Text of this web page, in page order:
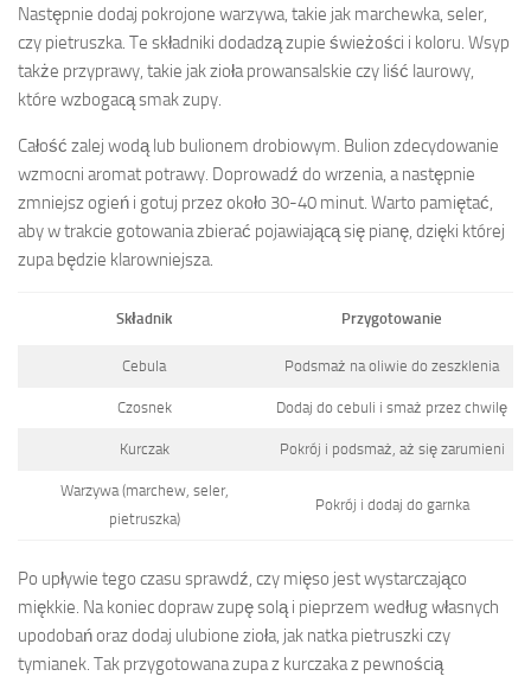
Następnie dodaj pokrojone warzywa, takie jak marchewka, seler,
czy pietruszka. Te składniki dodadzą zupie świeżości i koloru. Wsyp
także przyprawy, takie jak zioła prowansalskie czy liść laurowy,
które wzbogacą smak zupy.
Całość zalej wodą lub bulionem drobiowym. Bulion zdecydowanie
wzmocni aromat potrawy. Doprowadź do wrzenia, a następnie
zmniejsz ogień i gotuj przez około 30-40 minut. Warto pamiętać,
aby w trakcie gotowania zbierać pojawiającą się pianę, dzięki której
zupa będzie klarowniejsza.
Składnik Przygotowanie
Cebula Podsmaż na oliwie do zeszklenia
Czosnek Dodaj do cebuli i smaż przez chwilę
Kurczak Pokrój i podsmaż, aż się zarumieni
Warzywa (marchew, seler,
pietruszka)
Pokrój i dodaj do garnka
Po upływie tego czasu sprawdź, czy mięso jest wystarczająco
miękkie. Na koniec dopraw zupę solą i pieprzem według własnych
upodobań oraz dodaj ulubione zioła, jak natka pietruszki czy
tymianek. Tak przygotowana zupa z kurczaka z pewnością